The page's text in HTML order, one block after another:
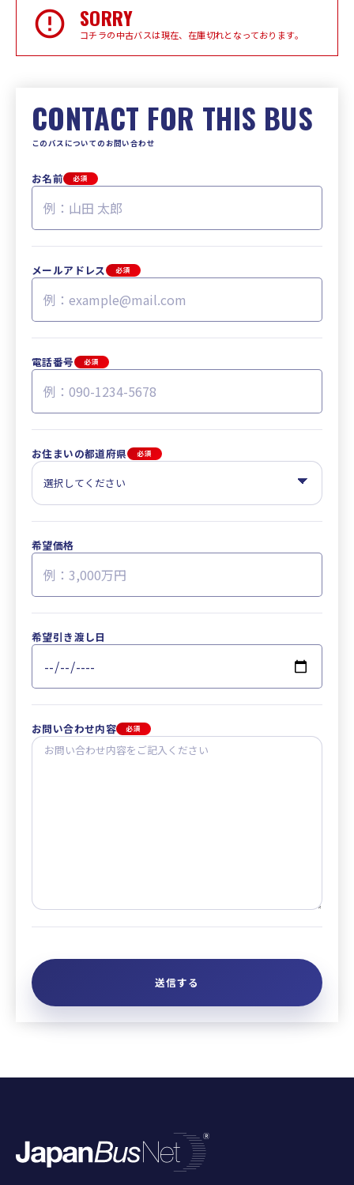
SORRY
コチラの中古バスは現在、在庫切れとなっております。
CONTACT FOR THIS BUS
このバスについてのお問い合わせ
お名前 必須
メールアドレス 必須
電話番号 必須
お住まいの都道府県 必須
希望価格
希望引き渡し日
お問い合わせ内容 必須